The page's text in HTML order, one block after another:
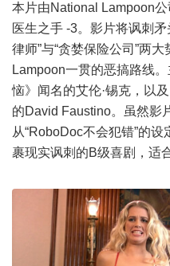
本片由National Lampoon
医生之手 -3。影片将讽刺
律师”与“贪婪保险公司”两
Lampoon一贯的恶搞路线
恼》闻名的艾伦·锡克，以
的David Faustino。虽然影
从“RoboDoc不会犯错”的
裹现实讽刺的B级喜剧，适